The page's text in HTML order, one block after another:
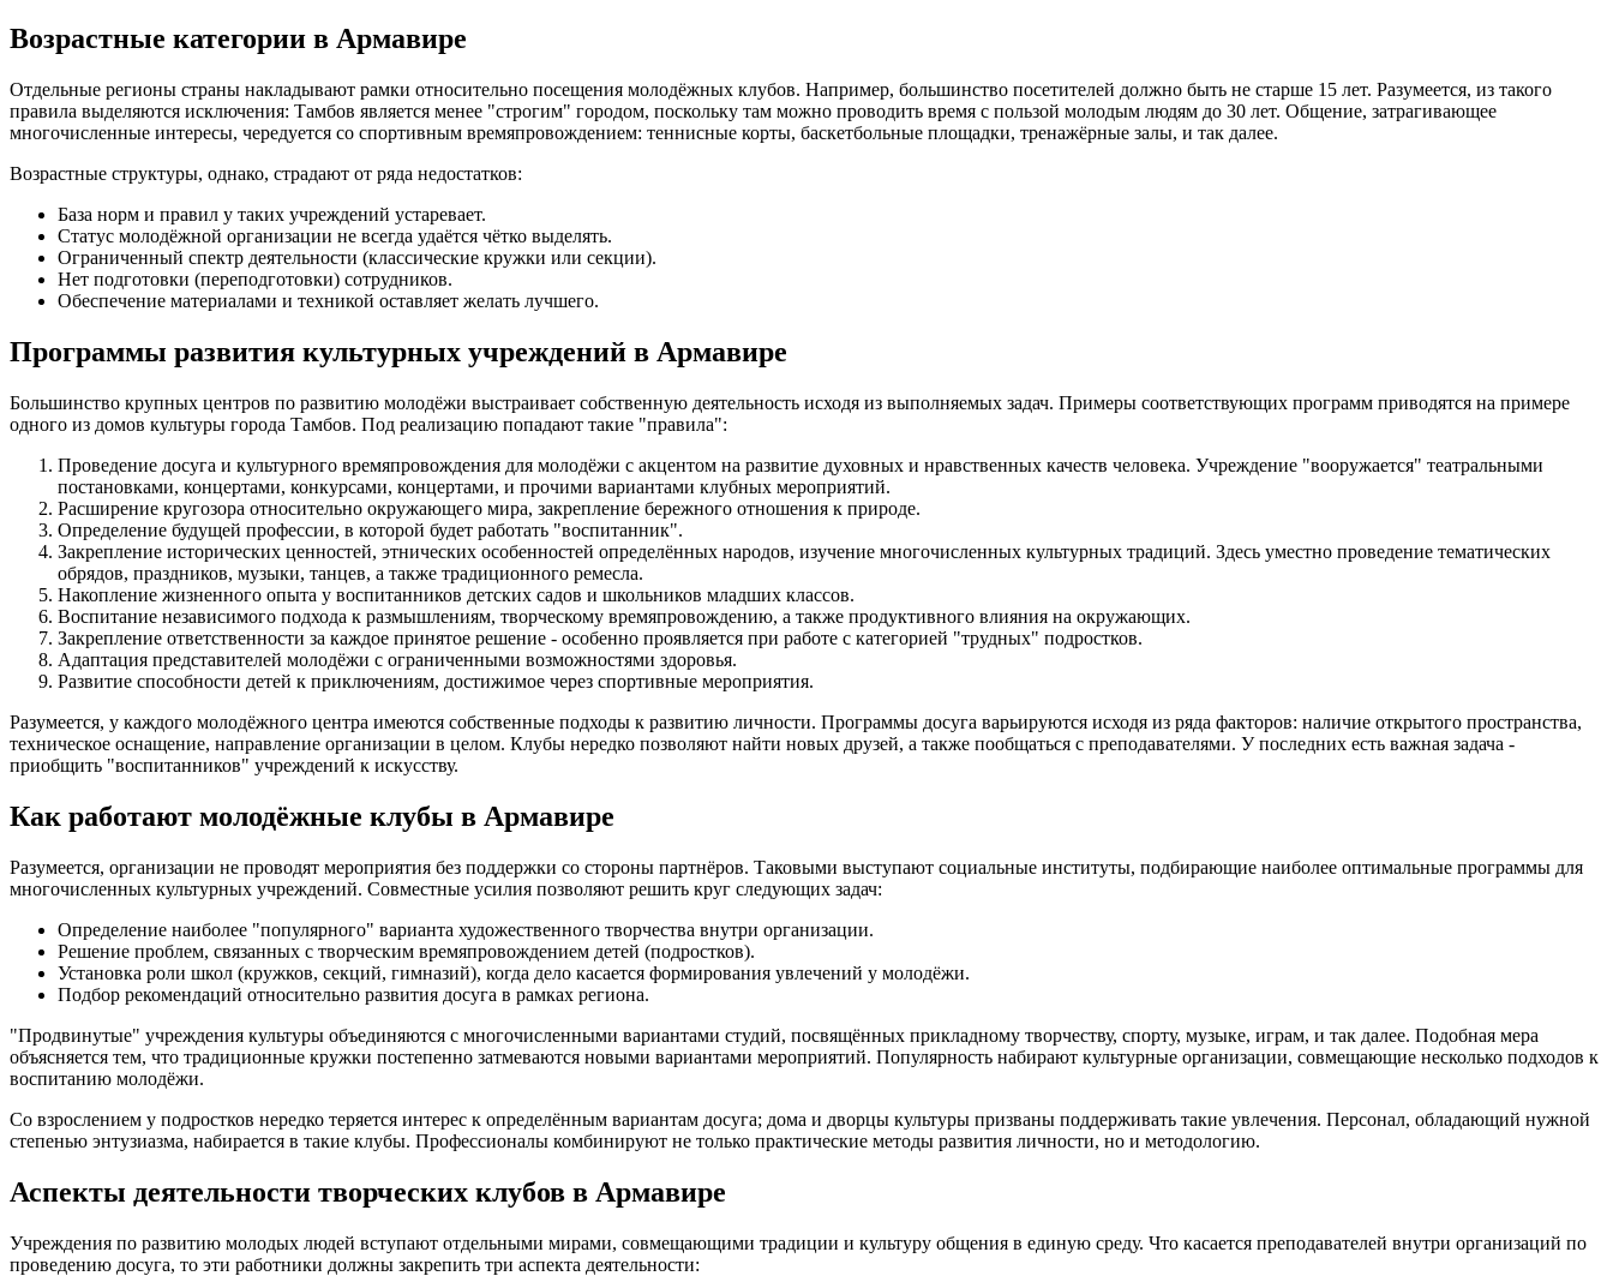
Возрастные категории в Армавире
Отдельные регионы страны накладывают рамки относительно посещения молодёжных клубов. Например, большинство посетителей должно быть не старше 15 лет. Разумеется, из такого
правила выделяются исключения: Тамбов является менее "строгим" городом, поскольку там можно проводить время с пользой молодым людям до 30 лет. Общение, затрагивающее
многочисленные интересы, чередуется со спортивным времяпровождением: теннисные корты, баскетбольные площадки, тренажёрные залы, и так далее.
Возрастные структуры, однако, страдают от ряда недостатков:
База норм и правил у таких учреждений устаревает.
Статус молодёжной организации не всегда удаётся чётко выделять.
Ограниченный спектр деятельности (классические кружки или секции).
Нет подготовки (переподготовки) сотрудников.
Обеспечение материалами и техникой оставляет желать лучшего.
Программы развития культурных учреждений в Армавире
Большинство крупных центров по развитию молодёжи выстраивает собственную деятельность исходя из выполняемых задач. Примеры соответствующих программ приводятся на примере
одного из домов культуры города Тамбов. Под реализацию попадают такие "правила":
Проведение досуга и культурного времяпровождения для молодёжи с акцентом на развитие духовных и нравственных качеств человека. Учреждение "вооружается" театральными
постановками, концертами, конкурсами, концертами, и прочими вариантами клубных мероприятий.
Расширение кругозора относительно окружающего мира, закрепление бережного отношения к природе.
Определение будущей профессии, в которой будет работать "воспитанник".
Закрепление исторических ценностей, этнических особенностей определённых народов, изучение многочисленных культурных традиций. Здесь уместно проведение тематических
обрядов, праздников, музыки, танцев, а также традиционного ремесла.
Накопление жизненного опыта у воспитанников детских садов и школьников младших классов.
Воспитание независимого подхода к размышлениям, творческому времяпровождению, а также продуктивного влияния на окружающих.
Закрепление ответственности за каждое принятое решение - особенно проявляется при работе с категорией "трудных" подростков.
Адаптация представителей молодёжи с ограниченными возможностями здоровья.
Развитие способности детей к приключениям, достижимое через спортивные мероприятия.
Разумеется, у каждого молодёжного центра имеются собственные подходы к развитию личности. Программы досуга варьируются исходя из ряда факторов: наличие открытого пространства,
техническое оснащение, направление организации в целом. Клубы нередко позволяют найти новых друзей, а также пообщаться с преподавателями. У последних есть важная задача -
приобщить "воспитанников" учреждений к искусству.
Как работают молодёжные клубы в Армавире
Разумеется, организации не проводят мероприятия без поддержки со стороны партнёров. Таковыми выступают социальные институты, подбирающие наиболее оптимальные программы для
многочисленных культурных учреждений. Совместные усилия позволяют решить круг следующих задач:
Определение наиболее "популярного" варианта художественного творчества внутри организации.
Решение проблем, связанных с творческим времяпровождением детей (подростков).
Установка роли школ (кружков, секций, гимназий), когда дело касается формирования увлечений у молодёжи.
Подбор рекомендаций относительно развития досуга в рамках региона.
"Продвинутые" учреждения культуры объединяются с многочисленными вариантами студий, посвящённых прикладному творчеству, спорту, музыке, играм, и так далее. Подобная мера
объясняется тем, что традиционные кружки постепенно затмеваются новыми вариантами мероприятий. Популярность набирают культурные организации, совмещающие несколько подходов к
воспитанию молодёжи.
Со взрослением у подростков нередко теряется интерес к определённым вариантам досуга; дома и дворцы культуры призваны поддерживать такие увлечения. Персонал, обладающий нужной
степенью энтузиазма, набирается в такие клубы. Профессионалы комбинируют не только практические методы развития личности, но и методологию.
Аспекты деятельности творческих клубов в Армавире
Учреждения по развитию молодых людей вступают отдельными мирами, совмещающими традиции и культуру общения в единую среду. Что касается преподавателей внутри организаций по
проведению досуга, то эти работники должны закрепить три аспекта деятельности: